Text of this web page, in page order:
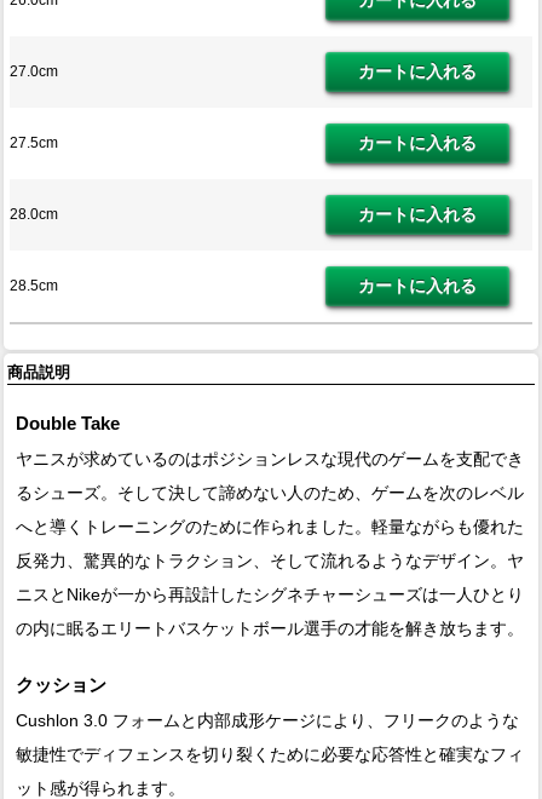
27.0cm
27.5cm
28.0cm
28.5cm
商品説明
Double Take
ヤニスが求めているのはポジションレスな現代のゲームを支配でき
るシューズ。そして決して諦めない人のため、ゲームを次のレベル
へと導くトレーニングのために作られました。軽量ながらも優れた
反発力、驚異的なトラクション、そして流れるようなデザイン。ヤ
ニスとNikeが一から再設計したシグネチャーシューズは一人ひとり
の内に眠るエリートバスケットボール選手の才能を解き放ちます。
クッション
Cushlon 3.0 フォームと内部成形ケージにより、フリークのような
敏捷性でディフェンスを切り裂くために必要な応答性と確実なフィ
ット感が得られます。